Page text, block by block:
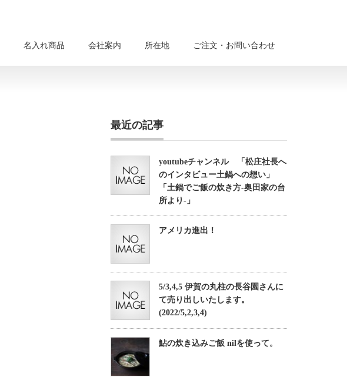
名入れ商品 会社案内 所在地 ご注文・お問い合わせ
最近の記事
youtubeチャンネル 「松庄社長へ
のインタビュー土鍋への想い」
「土鍋でご飯の炊き方-奥田家の台
所より-」
アメリカ進出！
5/3,4,5 伊賀の丸柱の長谷園さんに
て売り出しいたします。
(2022/5,2,3,4)
鮎の炊き込みご飯 nilを使って。